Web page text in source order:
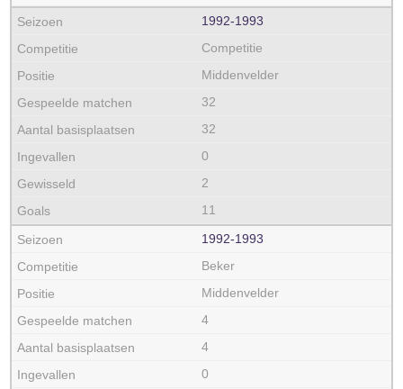
1992‑1993
Competitie
Middenvelder
32
32
0
2
11
1992‑1993
Beker
Middenvelder
4
4
0